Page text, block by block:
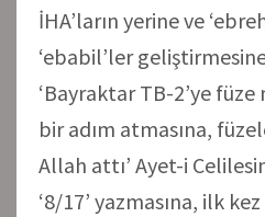
İHA’ların yerine ve
‘ebabil’ler
‘Bayraktar TB-2’ye
bir adım atmasına,
Allah attı’ Ayet-i
‘8/17’ yazmasına, ilk